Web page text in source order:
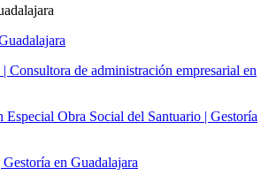
Consultora de administración empresarial en
Obra Social del Santuario | Gestoría
en Guadalajara